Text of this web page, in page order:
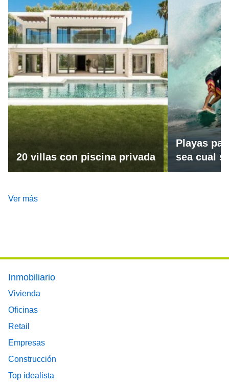
20 villas con piscina privada
Playas
sea cual
Ver más
Footer main menu
Inmobiliario
Vivienda
Oficinas
Retail
Empresas
Construcción
Top idealista